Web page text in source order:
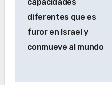
capacidades
diferentes que es
furor en Israel y
conmueve al mundo